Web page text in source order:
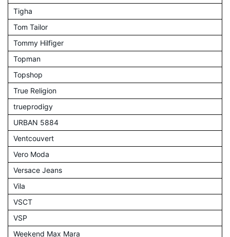
Tigha
Tom Tailor
Tommy Hilfiger
Topman
Topshop
True Religion
trueprodigy
URBAN 5884
Ventcouvert
Vero Moda
Versace Jeans
Vila
VSCT
VSP
Weekend Max Mara